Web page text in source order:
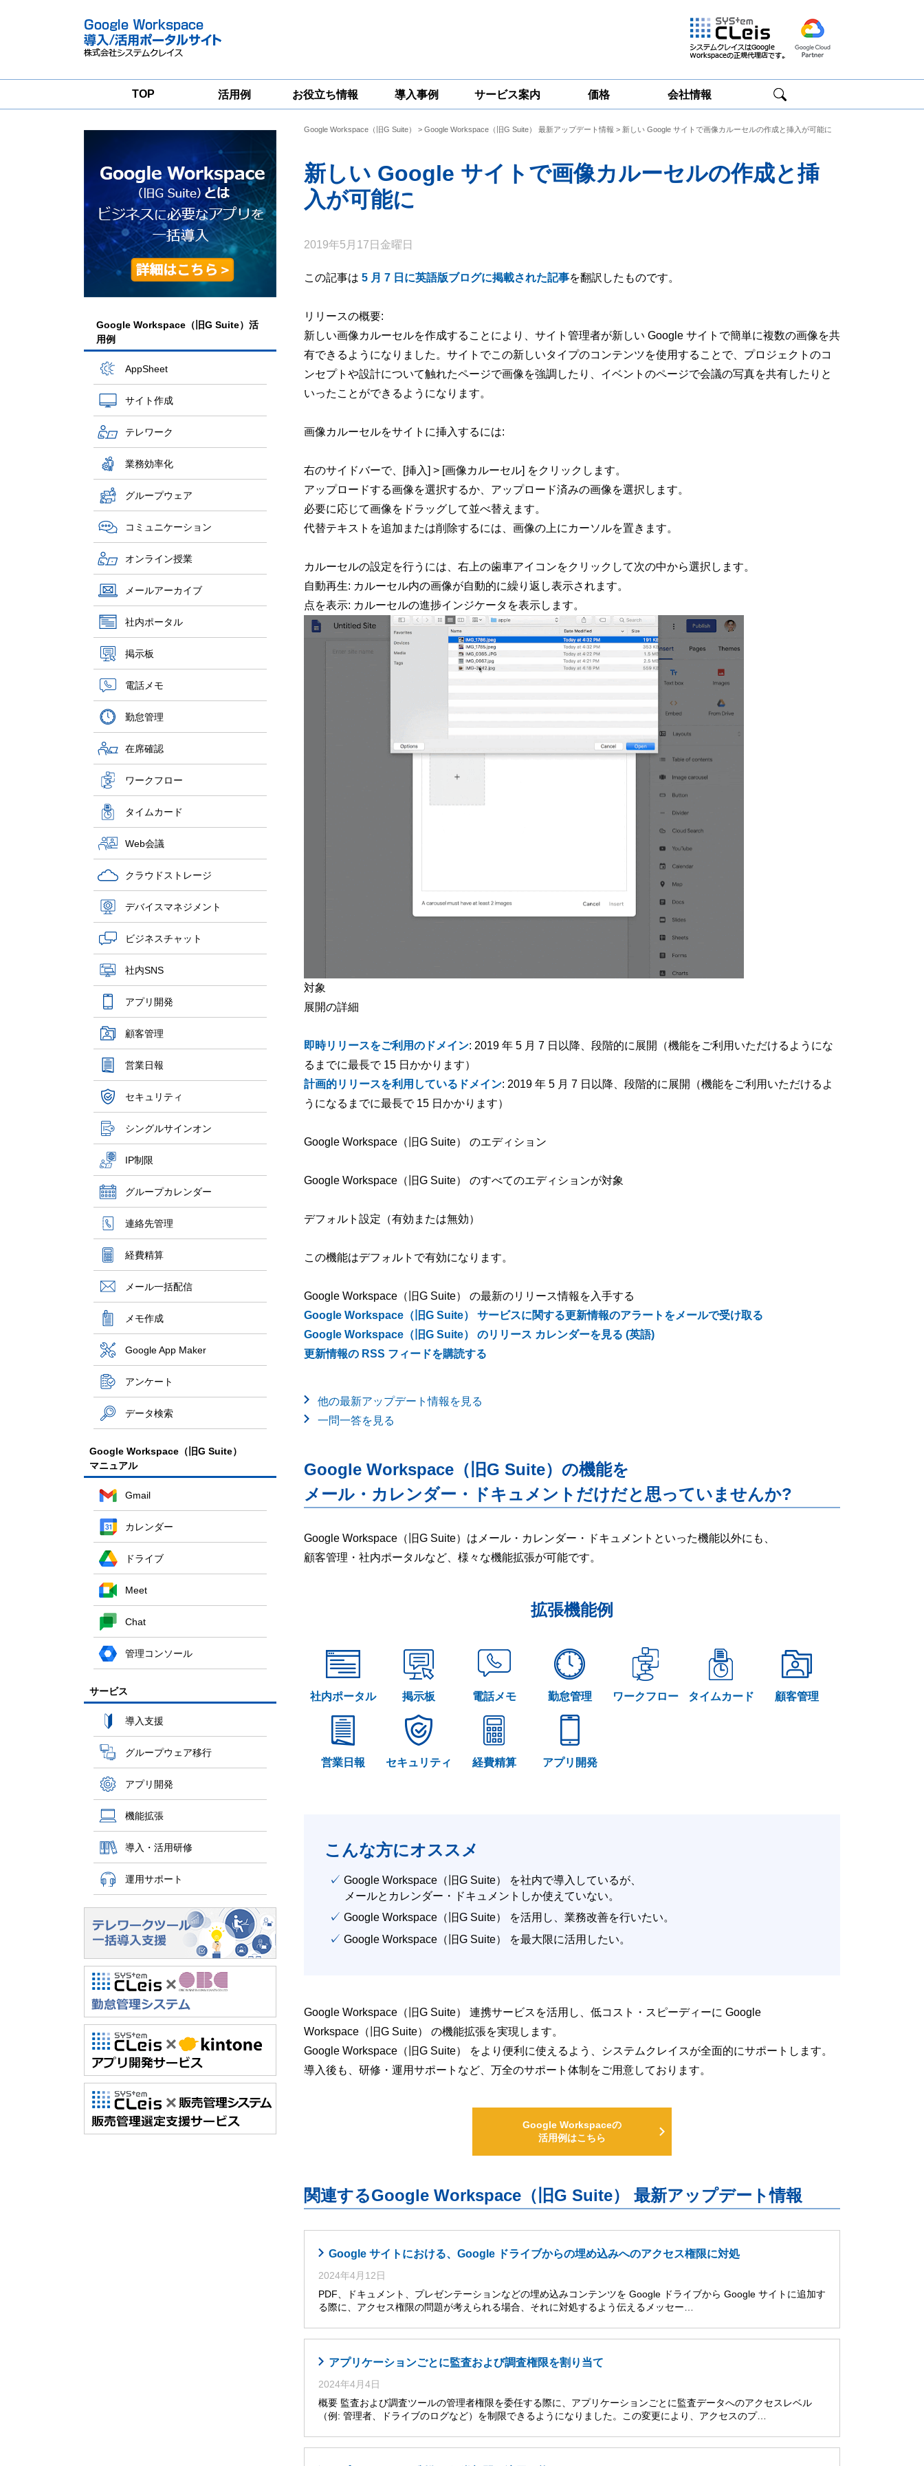
TOP 活用例 お役立ち情報
一問一答 コラム
導入事例 サービス案内
支援サービス
グループウェア
移行支援
Google
対策サービス
Google
Google
Google
Google
価格 会社情報
Google Workspace（旧G Suite）活
用例
AppSheet
サイト作成
テレワーク
業務効率化
グループウェア
コミュニケーション
オンライン授業
メールアーカイブ
社内ポータル
掲示板
電話メモ
勤怠管理
在席確認
ワークフロー
タイムカード
Web会議
クラウドストレージ
デバイスマネジメント
ビジネスチャット
社内SNS
アプリ開発
顧客管理
営業日報
セキュリティ
シングルサインオン
IP制限
グループカレンダー
連絡先管理
経費精算
メール一括配信
メモ作成
Google App Maker
アンケート
データ検索
Google Workspace（旧G Suite）
マニュアル
Gmail
カレンダー
ドライブ
Meet
Chat
管理コンソール
サービス
導入支援
グループウェア移行
アプリ開発
機能拡張
導入・活用研修
運用サポート
Google Workspace（旧G Suite） > Google Workspace（旧G Suite） 最新アップデート情報 > 新しい Google サイトで画像カルーセルの作成と挿入が可能に
新しい Google サイトで画像カルーセルの作成と挿
入が可能に
2019年5月17日金曜日
この記事は 5 月 7 日に英語版ブログに掲載された記事を翻訳したものです。
リリースの概要:
新しい画像カルーセルを作成することにより、サイト管理者が新しい Google サイトで簡単に複数の画像を共
有できるようになりました。サイトでこの新しいタイプのコンテンツを使用することで、プロジェクトのコ
ンセプトや設計について触れたページで画像を強調したり、イベントのページで会議の写真を共有したりと
いったことができるようになります。
画像カルーセルをサイトに挿入するには:
右のサイドバーで、[挿入] > [画像カルーセル] をクリックします。
アップロードする画像を選択するか、アップロード済みの画像を選択します。
必要に応じて画像をドラッグして並べ替えます。
代替テキストを追加または削除するには、画像の上にカーソルを置きます。
カルーセルの設定を行うには、右上の歯車アイコンをクリックして次の中から選択します。
自動再生: カルーセル内の画像が自動的に繰り返し表示されます。
点を表示: カルーセルの進捗インジケータを表示します。
対象
展開の詳細
即時リリースをご利用のドメイン: 2019 年 5 月 7 日以降、段階的に展開（機能をご利用いただけるようにな
るまでに最長で 15 日かかります）
計画的リリースを利用しているドメイン: 2019 年 5 月 7 日以降、段階的に展開（機能をご利用いただけるよ
うになるまでに最長で 15 日かかります）
Google Workspace（旧G Suite） のエディション
Google Workspace（旧G Suite） のすべてのエディションが対象
デフォルト設定（有効または無効）
この機能はデフォルトで有効になります。
Google Workspace（旧G Suite） の最新のリリース情報を入手する
Google Workspace（旧G Suite） サービスに関する更新情報のアラートをメールで受け取る
Google Workspace（旧G Suite） のリリース カレンダーを見る (英語)
更新情報の RSS フィードを購読する
他の最新アップデート情報を見る
一問一答を見る
Google Workspace（旧G Suite）の機能を
メール・カレンダー・ドキュメントだけだと思っていませんか?
Google Workspace（旧G Suite）はメール・カレンダー・ドキュメントといった機能以外にも、
顧客管理・社内ポータルなど、様々な機能拡張が可能です。
拡張機能例
社内ポータル 掲示板 電話メモ 勤怠管理 ワークフロー タイムカード 顧客管理
営業日報 セキュリティ 経費精算 アプリ開発
こんな方にオススメ
✓ Google Workspace（旧G Suite） を社内で導入しているが、
メールとカレンダー・ドキュメントしか使えていない。
✓ Google Workspace（旧G Suite） を活用し、業務改善を行いたい。
✓ Google Workspace（旧G Suite） を最大限に活用したい。
Google Workspace（旧G Suite） 連携サービスを活用し、低コスト・スピーディーに Google
Workspace（旧G Suite） の機能拡張を実現します。
Google Workspace（旧G Suite） をより便利に使えるよう、システムクレイスが全面的にサポートします。
導入後も、研修・運用サポートなど、万全のサポート体制をご用意しております。
Google Workspaceの
活用例はこちら
関連するGoogle Workspace（旧G Suite） 最新アップデート情報
Google サイトにおける、Google ドライブからの埋め込みへのアクセス権限に対処
2024年4月12日
PDF、ドキュメント、プレゼンテーションなどの埋め込みコンテンツを Google ドライブから Google サイトに追加す
る際に、アクセス権限の問題が考えられる場合、それに対処するよう伝えるメッセー…
アプリケーションごとに監査および調査権限を割り当て
2024年4月4日
概要 監査および調査ツールの管理者権限を委任する際に、アプリケーションごとに監査データへのアクセスレベル
（例: 管理者、ドライブのログなど）を制限できるようになりました。この変更により、アクセスのプ…